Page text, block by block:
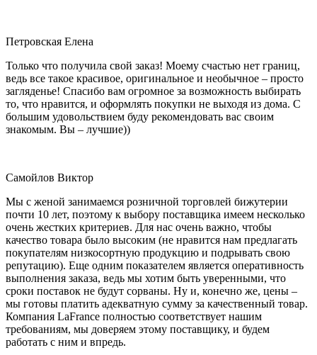
Петровская Елена
Только что получила свой заказ! Моему счастью нет границ,
ведь все такое красивое, оригинальное и необычное – просто
загляденье! Спасибо вам огромное за возможность выбирать
то, что нравится, и оформлять покупки не выходя из дома. С
большим удовольствием буду рекомендовать вас своим
знакомым. Вы – лучшие))
Самойлов Виктор
Мы с женой занимаемся розничной торговлей бижутерии
почти 10 лет, поэтому к выбору поставщика имеем несколько
очень жестких критериев. Для нас очень важно, чтобы
качество товара было высоким (не нравится нам предлагать
покупателям низкосортную продукцию и подрывать свою
репутацию). Еще одним показателем является оперативность
выполнения заказа, ведь мы хотим быть уверенными, что
сроки поставок не будут сорваны. Ну и, конечно же, цены –
мы готовы платить адекватную сумму за качественный товар.
Компания LaFrance полностью соответствует нашим
требованиям, мы доверяем этому поставщику, и будем
работать с ним и впредь.